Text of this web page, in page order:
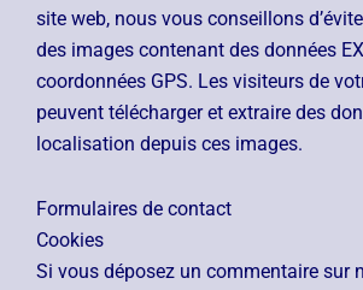
site web, nous vous conseillons
des images contenant des données
coordonnées GPS. Les visiteurs de
peuvent télécharger et extraire des
localisation depuis ces images.
Formulaires de contact
Cookies
Si vous déposez un commentaire sur